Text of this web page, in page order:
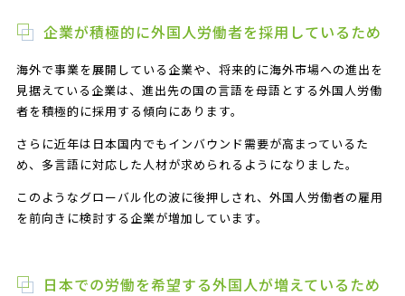
企業が積極的に外国人労働者を採用しているため
海外で事業を展開している企業や、将来的に海外市場への進出を
見据えている企業は、進出先の国の言語を母語とする外国人労働
者を積極的に採用する傾向にあります。
さらに近年は日本国内でもインバウンド需要が高まっているた
め、多言語に対応した人材が求められるようになりました。
このようなグローバル化の波に後押しされ、外国人労働者の雇用
を前向きに検討する企業が増加しています。
日本での労働を希望する外国人が増えているため